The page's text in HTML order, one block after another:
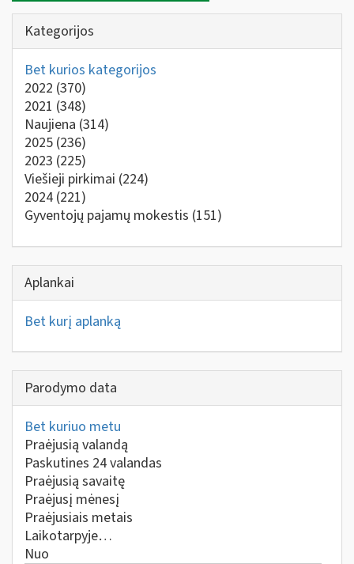
Kategorijos
Bet kurios kategorijos
2022 (370)
2021 (348)
Naujiena (314)
2025 (236)
2023 (225)
Viešieji pirkimai (224)
2024 (221)
Gyventojų pajamų mokestis (151)
Aplankai
Bet kurį aplanką
Parodymo data
Bet kuriuo metu
Praėjusią valandą
Paskutines 24 valandas
Praėjusią savaitę
Praėjusį mėnesį
Praėjusiais metais
Laikotarpyje…
Nuo